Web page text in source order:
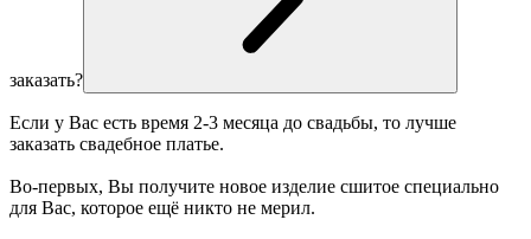
заказать?
Если у Вас есть время 2-3 месяца до свадьбы, то лучше
заказать свадебное платье.
Во-первых, Вы получите новое изделие сшитое специально
для Вас, которое ещё никто не мерил.